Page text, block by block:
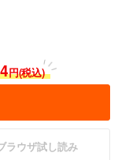
円(税込)
ラウザ試し読み